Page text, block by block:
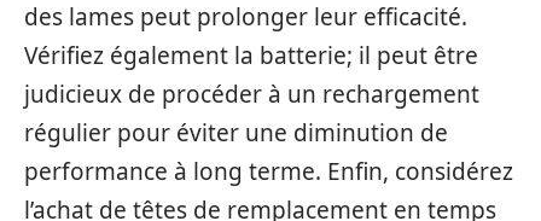
des lames peut prolonger leur efficacité.
Vérifiez également la batterie; il peut être
judicieux de procéder à un rechargement
régulier pour éviter une diminution de
performance à long terme. Enfin, considérez
l’achat de têtes de remplacement en temps